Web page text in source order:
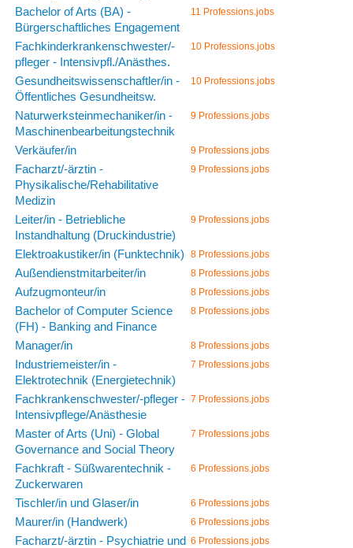
Bachelor of Arts (BA) -
Bürgerschaftliches Engagement
11 Professions.jobs
Fachkinderkrankenschwester/-
pfleger - Intensivpfl./Anästhes.
10 Professions.jobs
Gesundheitswissenschaftler/in -
Öffentliches Gesundheitsw.
10 Professions.jobs
Naturwerksteinmechaniker/in -
Maschinenbearbeitungstechnik
9 Professions.jobs
Verkäufer/in 9 Professions.jobs
Facharzt/-ärztin -
Physikalische/Rehabilitative
Medizin
9 Professions.jobs
Leiter/in - Betriebliche
Instandhaltung (Druckindustrie)
9 Professions.jobs
Elektroakustiker/in (Funktechnik) 8 Professions.jobs
Außendienstmitarbeiter/in 8 Professions.jobs
Aufzugmonteur/in 8 Professions.jobs
Bachelor of Computer Science
(FH) - Banking and Finance
8 Professions.jobs
Manager/in 8 Professions.jobs
Industriemeister/in -
Elektrotechnik (Energietechnik)
7 Professions.jobs
Fachkrankenschwester/-pfleger -
Intensivpflege/Anästhesie
7 Professions.jobs
Master of Arts (Uni) - Global
Governance and Social Theory
7 Professions.jobs
Fachkraft - Süßwarentechnik -
Zuckerwaren
6 Professions.jobs
Tischler/in und Glaser/in 6 Professions.jobs
Maurer/in (Handwerk) 6 Professions.jobs
Facharzt/-ärztin - Psychiatrie und 6 Professions.jobs